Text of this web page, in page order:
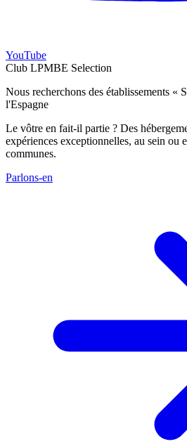
YouTube
Club LPMBE Selection
Nous recherchons des établissements «
l'Espagne
Le vôtre en fait-il partie ? Des
expériences exceptionnelles, au sein ou
communes.
Parlons-en